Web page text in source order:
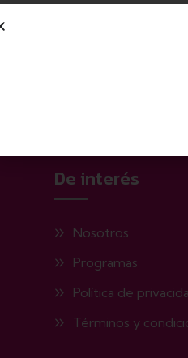
contenido. Considera uno de
De interés
Nosotros
Programas
Política de
Términos y